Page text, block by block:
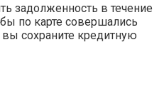
задолженность в течение
по карте совершались
сохраните кредитную